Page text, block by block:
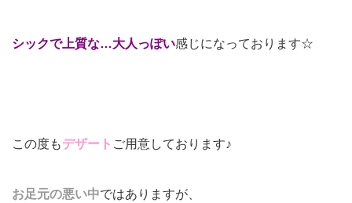
シックで上質な…大人っぽい感じになっております☆
この度もデザート ご用意しております♪
お足元の悪い中ではありますが、